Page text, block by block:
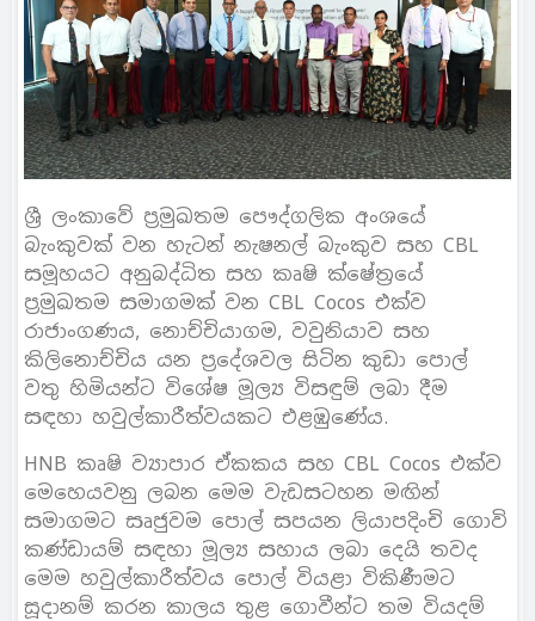
ශ්‍රී ලංකාවේ ප්‍රමුඛතම පෞද්ගලික අංශයේ
බැංකුවක් වන හැටන් නැෂනල් බැංකුව සහ CBL
සමූහයට අනුබද්ධිත සහ කෘෂි ක්ෂේත්‍රයේ
ප්‍රමුඛතම සමාගමක් වන CBL Cocos එක්ව
රාජාංගණය, නොච්චියාගම, වවුනියාව සහ
කිලිනොච්චිය යන ප්‍රදේශවල සිටින කුඩා පොල්
වතු හිමියන්ට විශේෂ මූල්‍ය විසඳුම් ලබා දීම
සඳහා හවුල්කාරීත්වයකට එළඹුණේය.
HNB කෘෂි ව්‍යාපාර ඒකකය සහ CBL Cocos එක්ව
මෙහෙයවනු ලබන මෙම වැඩසටහන මඟින්
සමාගමට සෘජුවම පොල් සපයන ලියාපදිංචි ගොවි
කණ්ඩායම් සඳහා මූල්‍ය සහාය ලබා දෙයි තවද
මෙම හවුල්කාරීත්වය පොල් වියළා විකිණීමට
සූදානම් කරන කාලය තුළ ගොවීන්ට තම වියදම්